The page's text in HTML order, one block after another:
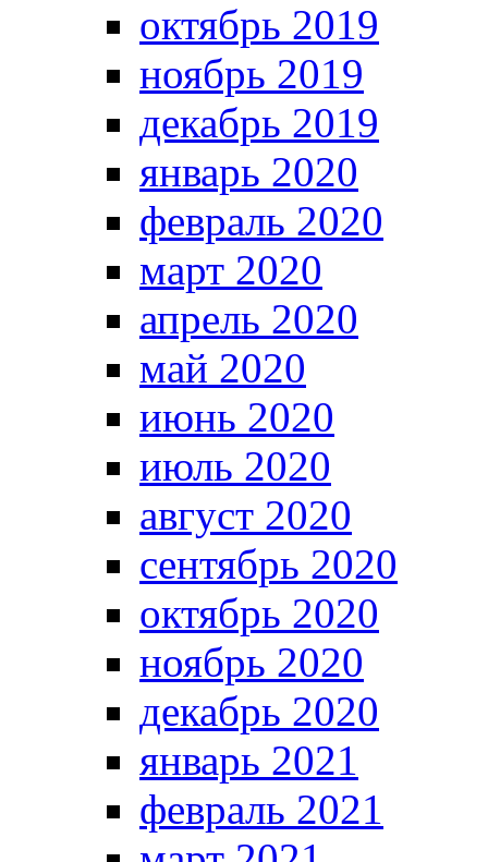
октябрь 2019
ноябрь 2019
декабрь 2019
январь 2020
февраль 2020
март 2020
апрель 2020
май 2020
июнь 2020
июль 2020
август 2020
сентябрь 2020
октябрь 2020
ноябрь 2020
декабрь 2020
январь 2021
февраль 2021